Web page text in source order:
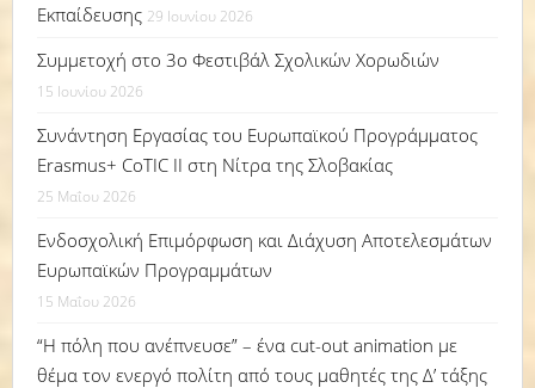
Εκπαίδευσης 29 Ιουνίου 2026
Συμμετοχή στο 3ο Φεστιβάλ Σχολικών Χορωδιών
15 Ιουνίου 2026
Συνάντηση Εργασίας του Ευρωπαϊκού Προγράμματος
Erasmus+ CoTIC II στη Νίτρα της Σλοβακίας
25 Μαΐου 2026
Ενδοσχολική Επιμόρφωση και Διάχυση Αποτελεσμάτων
Ευρωπαϊκών Προγραμμάτων
15 Μαΐου 2026
“Η πόλη που ανέπνευσε” – ένα cut-out animation με
θέμα τον ενεργό πολίτη από τους μαθητές της Δ’ τάξης